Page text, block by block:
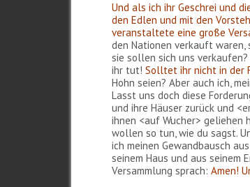
Und als ich ihr Geschrei und
den Edlen und mit den
veranstaltete eine große
den Nationen verkauft
sie sollen sich uns
ihr tut!Solltet ihr nicht in der
Hohn seien? Aber auch ich,
Lasst uns doch diese
und ihre Häuser zurück und
ihnen <auf Wucher> geliehen
wollen so tun, wie du sagst.
ich meinen Gewandbausch
seinem Haus und aus
Versammlung sprach:Amen!